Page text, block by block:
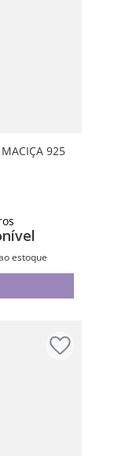
MACIÇA 925
estoque